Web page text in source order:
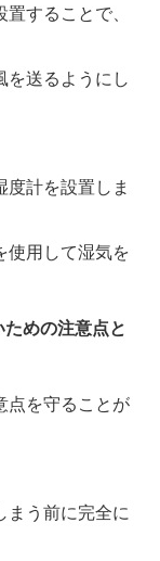
することで、
を送るようにし
度計を設置しま
使用して湿気を
めの注意点と
点を守ることが
まう前に完全に